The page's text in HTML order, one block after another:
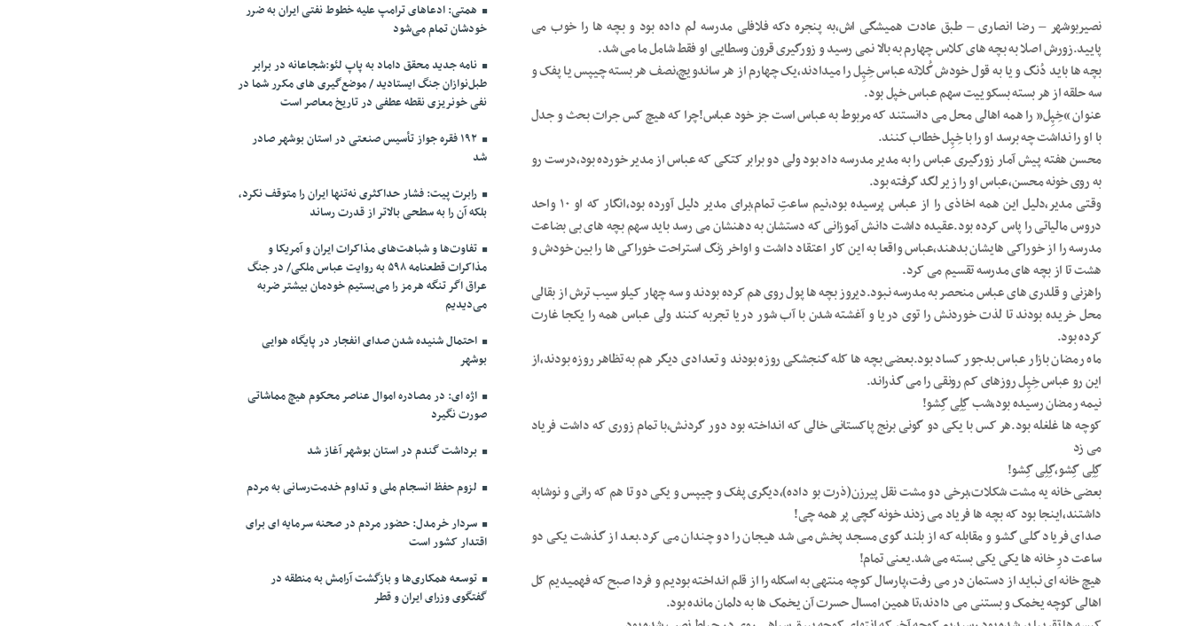
نصیربوشهر – رضا انصاری – طبق عادت همیشگی اش،به پنجره دکه فلافلی مدرسه لم داده بود و بچه ها را خوب می
پایید.زورش اصلا به بچه های کلاس چهارم به بالا نمی رسید و زورگیری قرون وسطایی او فقط شامل ما می شد.
بچه ها باید دُنگ و یا به قول خودش گُلاته عباس خِپِل را میدادند،یک چهارم از هر ساندویچ،نصف هر بسته چیپس یا پفک و
سه حلقه از هر بسته بسکوییت سهم عباس خپل بود.
عنوان “خِپِل” را همه اهالی محل می دانستند که مربوط به عباس است جز خود عباس!چرا که هیچ کس جرات بحث و جدل
با او را نداشت چه برسد او را با خِپِل خطاب کنند.
محسن هفته پیش آمار زورگیری عباس را به مدیر مدرسه داد بود ولی دو برابر کتکی که عباس از مدیر خورده بود،درست رو
به روی خونه محسن،عباس او را زیر لگد گرفته بود.
وقتی مدیر،دلیل این همه اخاذی را از عباس پرسیده بود،نیم ساعتِ تمام،برای مدیر دلیل آورده بود،انگار که او ۱۰ واحد
دروس مالیاتی را پاس کرده بود.عقیده داشت دانش آموزانی که دستشان به دهنشان می رسد باید سهم بچه های بی بضاعت
مدرسه را از خوراکی هایشان بدهند،عباس واقعا به این کار اعتقاد داشت و اواخر زنگ استراحت خوراکی ها را بین خودش و
هشت تا از بچه های مدرسه تقسیم می کرد.
راهزنی و قلدری های عباس منحصر به مدرسه نبود.دیروز بچه ها پول روی هم کرده بودند و سه چهار کیلو سیب ترش از بقالی
محل خریده بودند تا لذت خوردنش را توی دریا و آغشته شدن با آب شور دریا تجربه کنند ولی عباس همه را یکجا غارت
کرده بود.
ماه رمضان بازار عباس بدجور کساد بود.بعضی بچه ها کله گنجشکی روزه بودند و تعدادی دیگر هم به تظاهر روزه بودند،از
این رو عباس خِپِل روزهای کم رونقی را می گذراند.
نیمه رمضان رسیده بود،شب گِلِی گِشو!
کوچه ها غلغله بود.هر کس با یکی دو گونی برنج پاکستانی خالی که انداخته بود دور گردنش،با تمام زوری که داشت فریاد
می زد
گِلِی گِشو،گِلِی گِشو!
بعضی خانه یه مشت شکلات،برخی دو مشت نقل پیرزن(ذرت بو داده)،دیگری پفک و چیپس و یکی دو تا هم که رانی و نوشابه
داشتند،اینجا بود که بچه ها فریاد می زدند خونه گچی پر همه چی!
صدای فریاد گلی گشو و مقابله که از بلند گوی مسجد پخش می شد هیجان را دو چندان می کرد.بعد از گذشت یکی دو
ساعت درِ خانه ها یکی یکی بسته می شد.یعنی تمام!
هیچ خانه ای نباید از دستمان در می رفت،پارسال کوچه منتهی به اسکله را از قلم انداخته بودیم و فردا صبح که فهمیدیم کل
اهالی کوچه یخمک و بستنی می دادند،تا همین امسال حسرت آن یخمک ها به دلمان مانده بود.
همتی: ادعاهای ترامپ علیه خطوط نفتی ایران به ضرر
خودشان تمام می‌شود
نامه جدید محقق داماد به پاپ لئو:شجاعانه در برابر
طبل‌نوازان جنگ ایستادید / موضع‌گیری های مکرر شما در
نفی خونریزی نقطه عطفی در تاریخ معاصر است
۱۹۲ فقره جواز تأسیس صنعتی در استان بوشهر صادر
شد
رابرت پیت: فشار حداکثری نه‌تنها ایران را متوقف نکرد،
بلکه آن را به سطحی بالاتر از قدرت رساند
تفاوت‌ها و شباهت‌های مذاکرات ایران و آمریکا و
مذاکرات قطعنامه ۵۹۸ به روایت عباس ملکی/ در جنگ
عراق اگر تنگه هرمز را می‌بستیم خودمان بیشتر ضربه
می‌دیدیم
احتمال شنیده شدن صدای انفجار در پایگاه هوایی
بوشهر
اژه ای: در مصادره اموال عناصر محکوم هیچ مماشاتی
صورت نگیرد
برداشت گندم در استان بوشهر آغاز شد
لزوم حفظ انسجام ملی و تداوم خدمت‌رسانی به مردم
سردار خرمدل: حضور مردم در صحنه سرمایه ای برای
اقتدار کشور است
توسعه همکاری‌ها و بازگشت آرامش به منطقه در
گفتگوی وزرای ایران و قطر